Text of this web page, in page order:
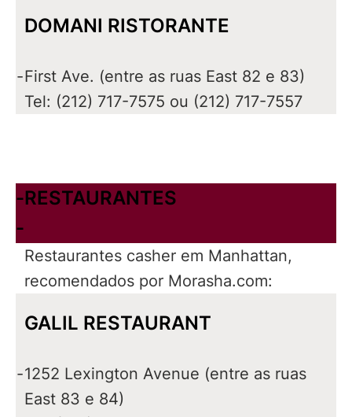
DOMANI RISTORANTE
-First Ave. (entre as ruas East 82 e 83)
Tel: (212) 717-7575 ou (212) 717-7557
-
-
RESTAURANTES
Restaurantes casher em Manhattan,
recomendados por Morasha.com:
GALIL RESTAURANT
-1252 Lexington Avenue (entre as ruas
East 83 e 84)